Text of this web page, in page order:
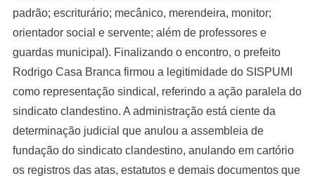
padrão; escriturário; mecânico, merendeira, monitor;
orientador social e servente; além de professores e
guardas municipal). Finalizando o encontro, o prefeito
Rodrigo Casa Branca firmou a legitimidade do SISPUMI
como representação sindical, referindo a ação paralela do
sindicato clandestino. A administração está ciente da
determinação judicial que anulou a assembleia de
fundação do sindicato clandestino, anulando em cartório
os registros das atas, estatutos e demais documentos que